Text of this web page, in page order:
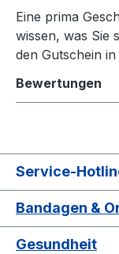
Eine prima
wissen, was Sie
den Gutschein
Bewertungen
Service-
Bandagen &
Gesundheit